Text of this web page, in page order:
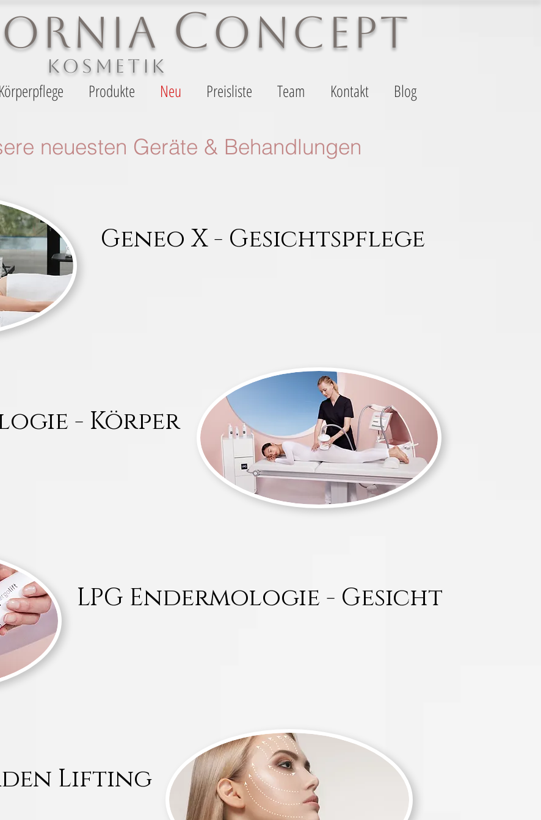
KOSMETIK
CONCEPT
Körperpflege Produkte Neu Preisliste Team Kontakt Blog
neuesten Geräte & Behandlungen
Geneo X - Gesichtspflege
- Körper
LPG Endermologie - Gesicht
Lifting